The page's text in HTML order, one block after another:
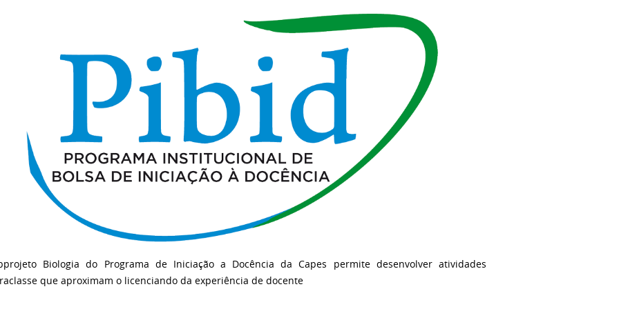
Biologia do Programa de Iniciação a Docência da Capes permite desenvolver atividades
que aproximam o licenciando da experiência de docente